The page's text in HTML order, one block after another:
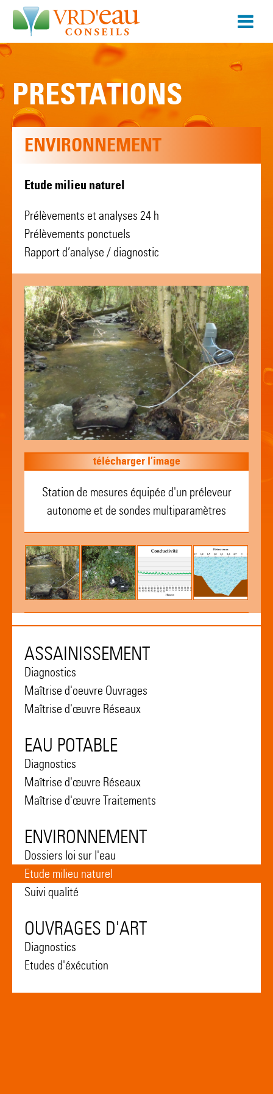
PRESTATIONS
ASSAINISSEMENT
Diagnostics
Maîtrise d'oeuvre Ouvrages
Maîtrise d'œuvre Réseaux
EAU POTABLE
Diagnostics
Maîtrise d'œuvre Réseaux
Maîtrise d'œuvre Traitements
ENVIRONNEMENT
Dossiers loi sur l'eau
Etude milieu naturel
Suivi qualité
OUVRAGES D'ART
Diagnostics
Etudes d'éxécution
ENVIRONNEMENT
Etude milieu naturel
Prélèvements et analyses 24 h
Prélèvements ponctuels
Rapport d’analyse / diagnostic
télécharger l’image
Station de mesures équipée d'un préleveur
autonome et de sondes multiparamètres